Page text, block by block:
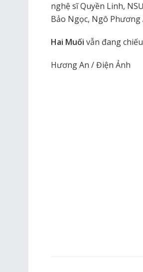
nghệ sĩ Quyền Linh,
Bảo Ngọc, Ngô
Hai Muối vẫn đang
Hương An / Điện Ảnh